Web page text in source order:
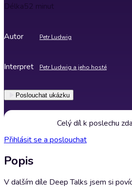
Délka52 minut
Autor Petr Ludwig
Interpret Petr Ludwig a jeho hosté
Poslouchat ukázku
Celý díl k poslechu
Přihlásit se a poslouchat
Popis
V dalším díle Deep Talks jsem si